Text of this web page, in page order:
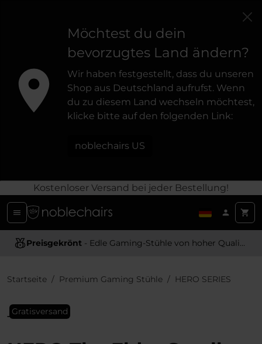
Möchtest du dein
bevorzugtes Land ändern?
Wir haben festgestellt, dass du unseren
Shop aus Deutschland aufrufst. Wenn
du zu diesem Land wechseln möchtest,
klicke bitte auf den folgenden Link:
noblechairs US
Kostenloser Versand bei jeder Bestellung!
Preisgekrönt - Edle Gaming-Stühle von hoher Qualität
Ergonomisches Design- Bietet optimale Unterstützung und Komfort
Startseite Premium Gaming Stühle HERO SERIES
Gratisversand